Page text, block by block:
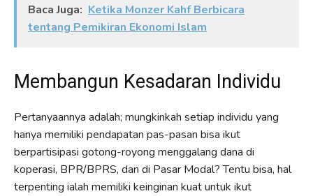
Baca Juga: Ketika Monzer Kahf Berbicara
tentang Pemikiran Ekonomi Islam
Membangun Kesadaran Individu
Pertanyaannya adalah; mungkinkah setiap individu yang
hanya memiliki pendapatan pas-pasan bisa ikut
berpartisipasi gotong-royong menggalang dana di
koperasi, BPR/BPRS, dan di Pasar Modal? Tentu bisa, hal
terpenting ialah memiliki keinginan kuat untuk ikut